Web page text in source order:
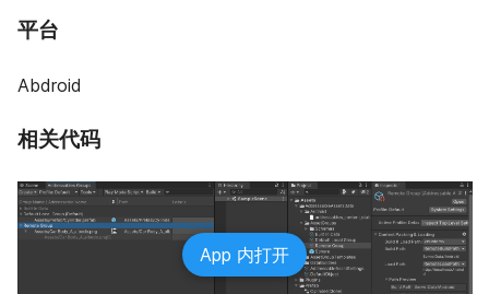
平台
Abdroid
相关代码
App 内打开